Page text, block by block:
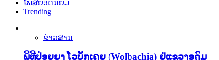
ໂພສຍອດນິຍົມ
Trending
ຂ່າວສານ
ພິທີປ່ອຍຍຸງ ໂວບັກເຄຍ (Wolbachia) ຢູ່ແຂວງອຸດົມ